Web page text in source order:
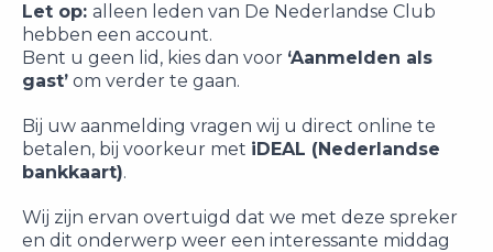
Let op: alleen leden van De Nederlandse Club
hebben een account.
Bent u geen lid, kies dan voor ‘Aanmelden als
gast’ om verder te gaan.
Bij uw aanmelding vragen wij u direct online te
betalen, bij voorkeur met iDEAL (Nederlandse
bankkaart).
Wij zijn ervan overtuigd dat we met deze spreker
en dit onderwerp weer een interessante middag